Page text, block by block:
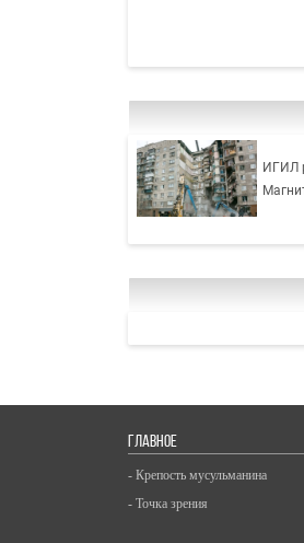
ИГИЛ
ГЛАВНОЕ
- Крепость мусульманина
- Точка зрения